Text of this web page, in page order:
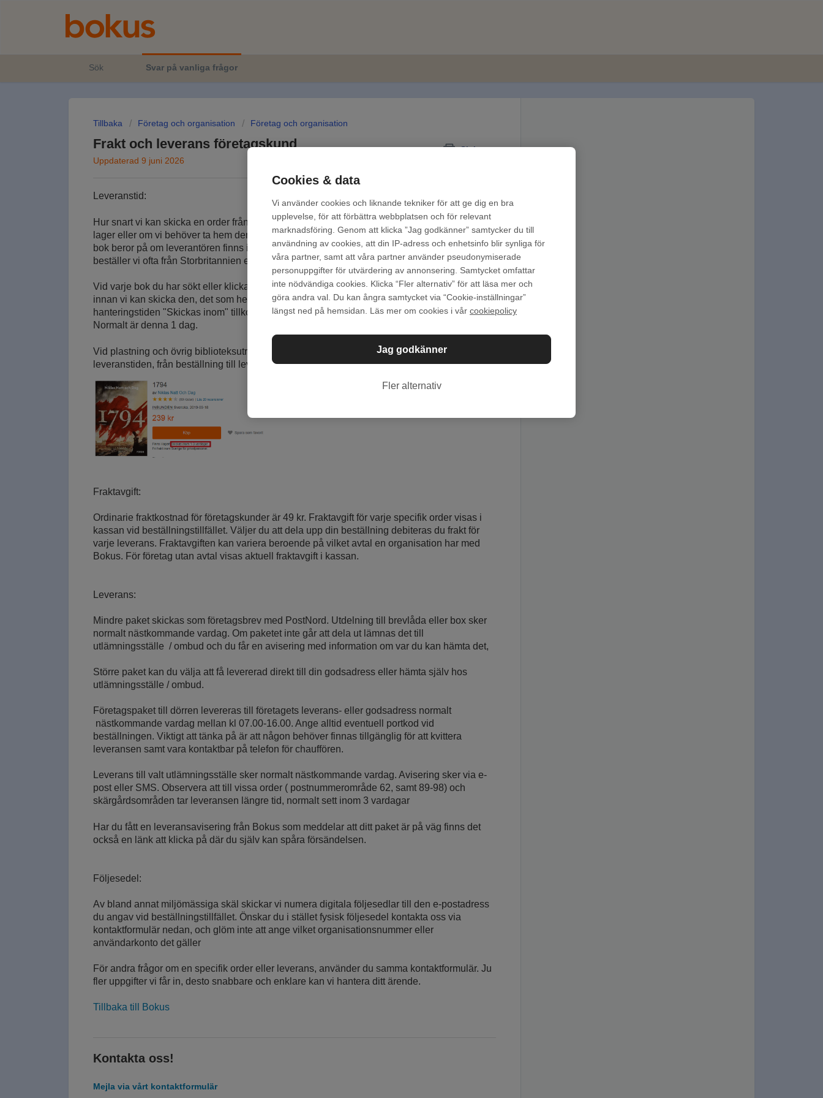
Sök Svar på vanliga frågor
Tillbaka Företag och organisation Företag och organisation
Frakt och leverans företagskund Skriv ut
Uppdaterad 9 juni 2026
Leveranstid:
Hur snart vi kan skicka en order från oss beror på om vi har böckerna du beställer på eget
lager eller om vi behöver ta hem dem från leverantör.Hur lång tid det tar för oss att få hem en
bok beror på om leverantören finns i Sverige eller inte. Böcker som inte är på svenska
beställer vi ofta från Storbritannien eller USA
Vid varje bok du har sökt eller klickat på finns information om hur lång tid det normalt tar
innan vi kan skicka den, det som heter "Skickas inom" på bokens artikelsida.På den angivna
hanteringstiden "Skickas inom" tillkommer postens eller DSV frakttid från vårt lager till dig.
Normalt är denna 1 dag.
Vid plastning och övrig biblioteksutrustning tillkommer 2 vardagar på den totala
leveranstiden, från beställning till leverans.
Fraktavgift:
Ordinarie fraktkostnad för företagskunder är 49 kr. Fraktavgift för varje specifik order visas i
kassan vid beställningstillfället. Väljer du att dela upp din beställning debiteras du frakt för
varje leverans. Fraktavgiften kan variera beroende på vilket avtal en organisation har med
Bokus. För företag utan avtal visas aktuell fraktavgift i kassan.
Leverans:
Mindre paket skickas som företagsbrev med PostNord. Utdelning till brevlåda eller box sker
normalt nästkommande vardag. Om paketet inte går att dela ut lämnas det till
utlämningsställe / ombud och du får en avisering med information om var du kan hämta det,
Större paket kan du välja att få levererad direkt till din godsadress eller hämta själv hos
utlämningsställe / ombud.
Företagspaket till dörren levereras till företagets leverans- eller godsadress normalt
nästkommande vardag mellan kl 07.00-16.00. Ange alltid eventuell portkod vid
beställningen. Viktigt att tänka på är att någon behöver finnas tillgänglig för att kvittera
leveransen samt vara kontaktbar på telefon för chauffören.
Leverans till valt utlämningsställe sker normalt nästkommande vardag. Avisering sker via e-
post eller SMS. Observera att till vissa order ( postnummerområde 62, samt 89-98) och
skärgårdsområden tar leveransen längre tid, normalt sett inom 3 vardagar
Har du fått en leveransavisering från Bokus som meddelar att ditt paket är på väg finns det
också en länk att klicka på där du själv kan spåra försändelsen.
Följesedel:
Av bland annat miljömässiga skäl skickar vi numera digitala följesedlar till den e-postadress
du angav vid beställningstillfället. Önskar du i stället fysisk följesedel kontakta oss via
kontaktformulär nedan, och glöm inte att ange vilket organisationsnummer eller
användarkonto det gäller
För andra frågor om en specifik order eller leverans, använder du samma kontaktformulär. Ju
fler uppgifter vi får in, desto snabbare och enklare kan vi hantera ditt ärende.
Tillbaka till Bokus
Kontakta oss!
Mejla via vårt kontaktformulär
Cookies & data
Vi använder cookies och liknande tekniker för att ge dig en bra
upplevelse, för att förbättra webbplatsen och för relevant
marknadsföring. Genom att klicka ”Jag godkänner” samtycker du till
användning av cookies, att din IP-adress och enhetsinfo blir synliga för
våra partner, samt att våra partner använder pseudonymiserade
personuppgifter för utvärdering av annonsering. Samtycket omfattar
inte nödvändiga cookies. Klicka “Fler alternativ” för att läsa mer och
göra andra val. Du kan ångra samtycket via “Cookie-inställningar”
längst ned på hemsidan. Läs mer om cookies i vår cookiepolicy
Jag godkänner
Fler alternativ